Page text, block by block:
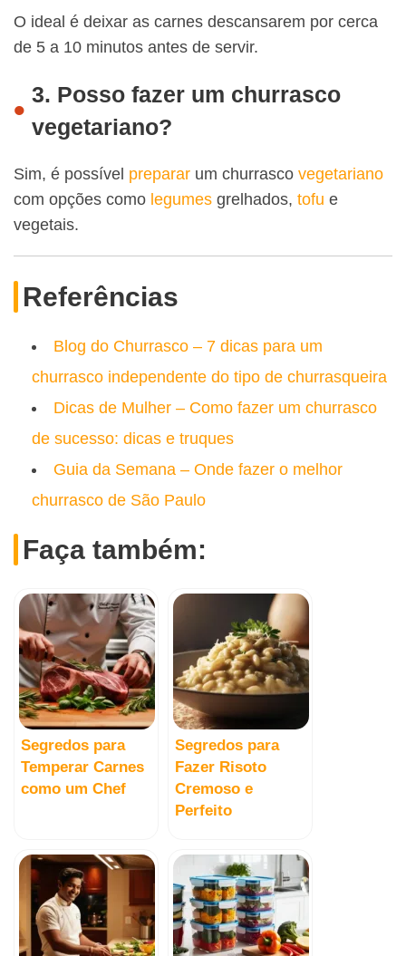
O ideal é deixar as carnes descansarem por cerca
de 5 a 10 minutos antes de servir.
3. Posso fazer um churrasco
vegetariano?
Sim, é possível preparar um churrasco vegetariano
com opções como legumes grelhados, tofu e
vegetais.
Referências
Blog do Churrasco – 7 dicas para um
churrasco independente do tipo de churrasqueira
Dicas de Mulher – Como fazer um churrasco
de sucesso: dicas e truques
Guia da Semana – Onde fazer o melhor
churrasco de São Paulo
Faça também:
Segredos para
Temperar Carnes
como um Chef
Segredos para
Fazer Risoto
Cremoso e
Perfeito